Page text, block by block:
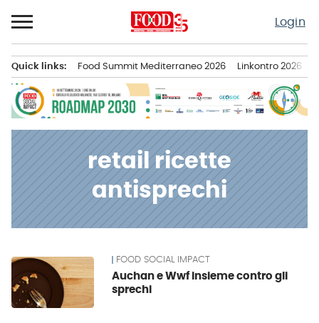
al
contenuto
Login
principale
Quick links: Food Summit Mediterraneo 2026 Linkontro 2026
retail ricette
antisprechi
News FOOD SOCIAL IMPACT
Auchan e Wwf insieme contro gli
sprechi